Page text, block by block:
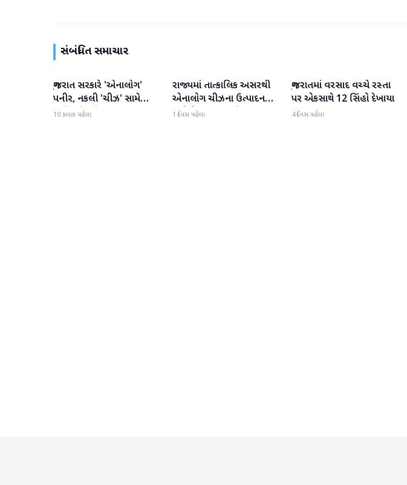
સંબંધિત સમાચાર
ગુજરાત
ગુજરાત સરકારે 'એનાલોગ'
પનીર, નકલી 'ચીઝ' સામે
કાર્યવાહી કરી
10 કલાક પહેલા
ગુજરાત
રાજ્યમાં તાત્કાલિક અસરથી
એનાલોગ ચીઝના ઉત્પાદન
અને વેચાણ પર પ્રતિબંધ.
1 દિવસ પહેલા
ગુજરાત
ગુજરાતમાં વરસાદ વચ્ચે રસ્તા
પર એકસાથે 12 સિંહો દેખાયા
4 દિવસ પહેલા